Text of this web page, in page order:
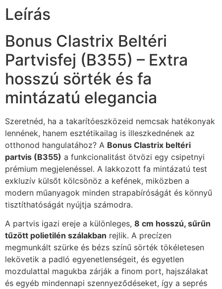
Leírás
Bonus Clastrix Beltéri
Partvisfej (B355) – Extra
hosszú sörték és fa
mintázatú elegancia
Szeretnéd, ha a takarítóeszközeid nemcsak hatékonyak
lennének, hanem esztétikailag is illeszkednének az
otthonod hangulatához? A Bonus Clastrix beltéri
partvis (B355) a funkcionalitást ötvözi egy csipetnyi
prémium megjelenéssel. A lakkozott fa mintázatú test
exkluzív külsőt kölcsönöz a kefének, miközben a
modern műanyagok minden strapabíróságát és könnyű
tisztíthatóságát nyújtja számodra.
A partvis igazi ereje a különleges, 8 cm hosszú, sűrűn
tűzött polietilén szálakban rejlik. A precízen
megmunkált szürke és bézs színű sörték tökéletesen
lekövetik a padló egyenetlenségeit, és egyetlen
mozdulattal magukba zárják a finom port, hajszálakat
és egyéb mindennapi szennyeződéseket, így a seprés